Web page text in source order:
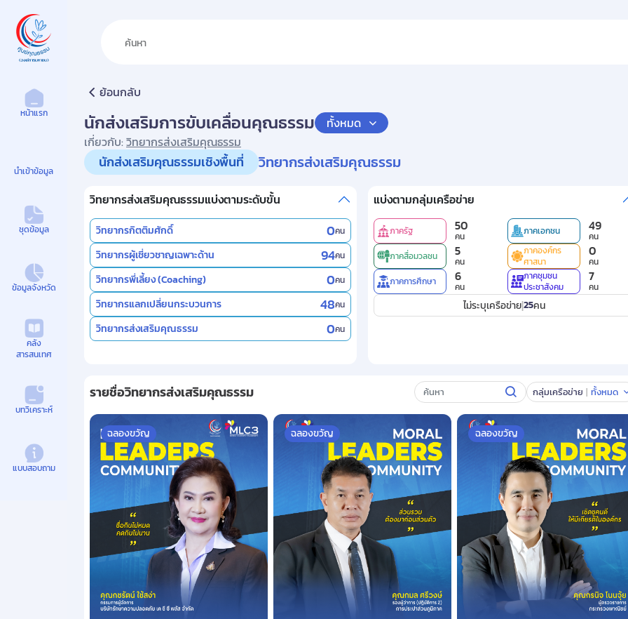
หน้าแรก
นำเข้าข้อมูล
ชุดข้อมูล
ข้อมูลจังหวัด
คลัง
สารสนเทศ
บทวิเคราะห์
แบบสอบถาม
ศูนย์คุณธรรม
ย้อนกลับ
นักส่งเสริมการขับเคลื่อนคุณธรรม
ทั้งหมด
เกี่ยวกับ: วิทยากรส่งเสริมคุณธรรม
นักส่งเสริมคุณธรรมเชิงพื้นที่ วิทยากรส่งเสริมคุณธรรม
วิทยากรส่งเสริมคุณธรรมแบ่งตามระดับขั้น
วิทยากรกิตติมศักดิ์ 0คน
วิทยากรผู้เชี่ยวชาญเฉพาะด้าน 94คน
วิทยากรพี่เลี้ยง (Coaching) 0คน
วิทยากรแลกเปลี่ยนกระบวนการ 48คน
วิทยากรส่งเสริมคุณธรรม 0คน
แบ่งตามกลุ่มเครือข่าย
ภาครัฐ 50
คน ภาคเอกชน 49
คน
ภาคสื่อมวลชน
5
คน
ภาคองค์กร
ศาสนา
0
คน
ภาคการศึกษา
6
คน
ภาคชุมชน
ประชาสังคม
7
คน
ไม่ระบุเครือข่าย|25คน
รายชื่อวิทยากรส่งเสริมคุณธรรม กลุ่มเครือข่าย ทั้งหมด
ฉลองขวัญ ฉลองขวัญ ฉลองขวัญ